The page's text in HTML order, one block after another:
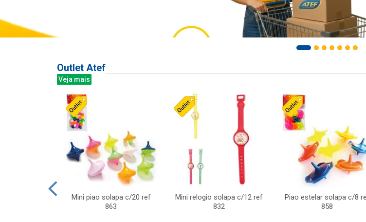
Outlet Atef
Veja mais
Mini piao solapa c/20 ref
863
Mini relogio solapa c/12 ref
832
Piao estelar solapa c/8
858